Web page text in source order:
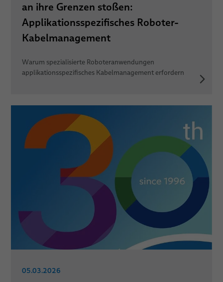
an ihre Grenzen stoßen:
Applikationsspezifisches Roboter-
Kabelmanagement
Warum spezialisierte Roboteranwendungen
applikationsspezifisches Kabelmanagement erfordern
05.03.2026